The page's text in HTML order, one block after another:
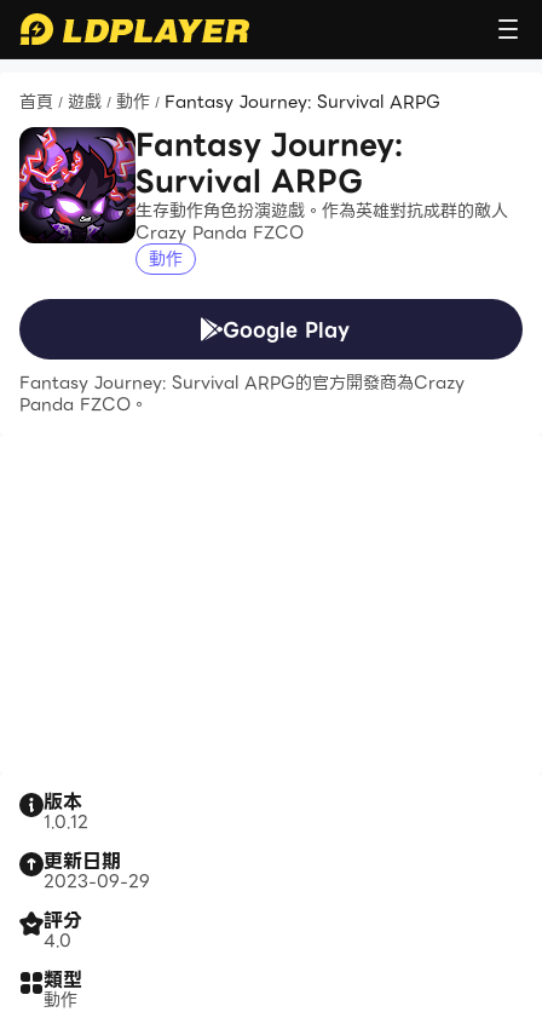
首頁 / 遊戲 / 動作 / Fantasy Journey: Survival ARPG
Fantasy Journey:
Survival ARPG
生存動作角色扮演遊戲。作為英雄對抗成群的敵人
Crazy Panda FZCO
動作
Google Play
Fantasy Journey: Survival ARPG的官方開發商為Crazy
Panda FZCO。
版本
1.0.12
更新日期
2023-09-29
評分
4.0
類型
動作